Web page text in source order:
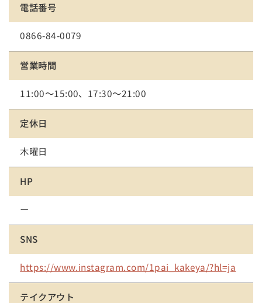
電話番号
0866-84-0079
営業時間
11:00～15:00、17:30～21:00
定休日
木曜日
HP
ー
SNS
https://www.instagram.com/1pai_kakeya/?hl=ja
テイクアウト